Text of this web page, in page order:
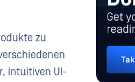
zu
intuitiven UI-